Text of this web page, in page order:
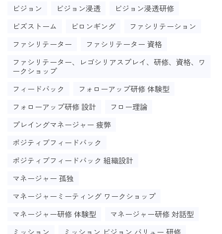
ビジョン
ビジョン浸透
ビジョン浸透研修
ビズストーム
ビロンギング
ファシリテーション
ファシリテーター
ファシリテーター 資格
ファシリテーター、レゴシリアスプレイ、研修、資格、ワ
ークショップ
フィードバック
フォローアップ研修 体験型
フォローアップ研修 設計
フロー理論
プレイングマネージャー 疲弊
ポジティブフィードバック
ポジティブフィードバック 組織設計
マネージャー 孤独
マネージャーミーティング ワークショップ
マネージャー研修 体験型
マネージャー研修 対話型
ミッション
ミッション ビジョン バリュー 研修